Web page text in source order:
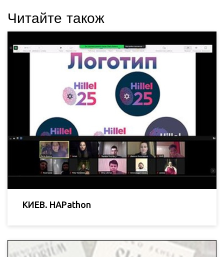
Читайте також
КИЕВ. HAPathon